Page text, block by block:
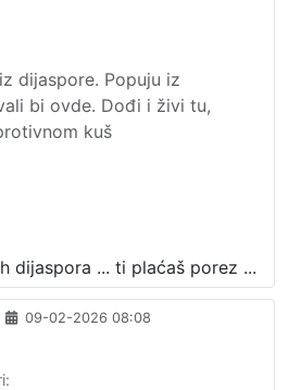
dijaspore. Popuju iz
bi ovde. Dođi i živi tu,
kuš
dijaspora ... ti plaćaš porez ...
09-02-2026 08:08